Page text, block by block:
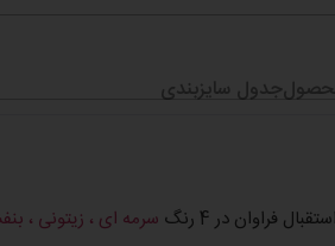
جدول سایزبندی
فراوان در 4 رنگ سرمه ای ، زیتونی ،